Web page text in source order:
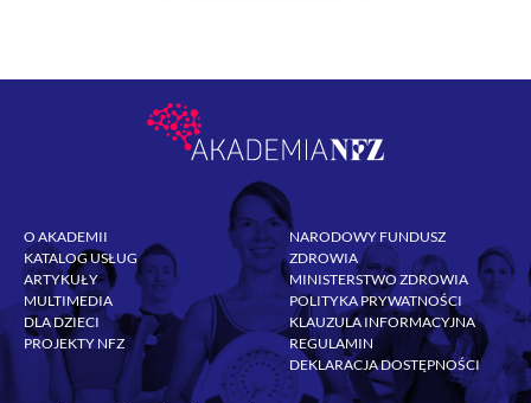
O AKADEMII
KATALOG USŁUG
ARTYKUŁY
MULTIMEDIA
DLA DZIECI
PROJEKTY NFZ
NARODOWY FUNDUSZ
ZDROWIA
MINISTERSTWO ZDROWIA
POLITYKA PRYWATNOŚCI
KLAUZULA INFORMACYJNA
REGULAMIN
DEKLARACJA DOSTĘPNOŚCI